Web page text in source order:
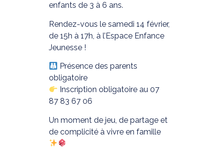
enfants de 3 à 6 ans.
Rendez-vous le samedi 14 février,
de 15h à 17h, à l’Espace Enfance
Jeunesse !
Présence des parents
obligatoire
Inscription obligatoire au 07
87 83 67 06
Un moment de jeu, de partage et
de complicité à vivre en famille